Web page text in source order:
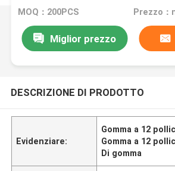
MOQ：200PCS Prezzo
Miglior prezzo
DESCRIZIONE DI PRODOTTO
Evidenziare:
Gomma a 12
Gomma a 12
Di gomma